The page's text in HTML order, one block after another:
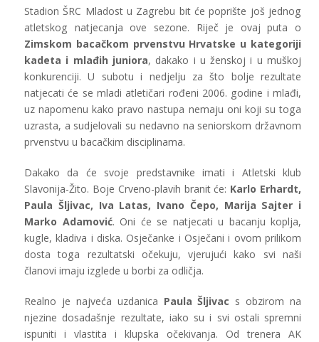
Stadion ŠRC Mladost u Zagrebu bit će poprište još jednog
atletskog natjecanja ove sezone. Riječ je ovaj puta o
Zimskom bacačkom prvenstvu Hrvatske u kategoriji
kadeta i mlađih juniora, dakako i u ženskoj i u muškoj
konkurenciji. U subotu i nedjelju za što bolje rezultate
natjecati će se mladi atletičari rođeni 2006. godine i mlađi,
uz napomenu kako pravo nastupa nemaju oni koji su toga
uzrasta, a sudjelovali su nedavno na seniorskom državnom
prvenstvu u bacačkim disciplinama.
Dakako da će svoje predstavnike imati i Atletski klub
Slavonija-Žito. Boje Crveno-plavih branit će: Karlo Erhardt,
Paula Šljivac, Iva Latas, Ivano Čepo, Marija Sajter i
Marko Adamović. Oni će se natjecati u bacanju koplja,
kugle, kladiva i diska. Osječanke i Osječani i ovom prilikom
dosta toga rezultatski očekuju, vjerujući kako svi naši
članovi imaju izglede u borbi za odličja.
Realno je najveća uzdanica Paula Šljivac s obzirom na
njezine dosadašnje rezultate, iako su i svi ostali spremni
ispuniti i vlastita i klupska očekivanja. Od trenera AK